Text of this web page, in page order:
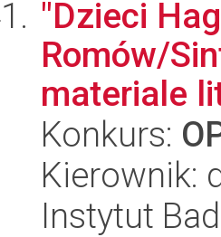
"Dzieci
Romów/
materiale
Konkurs:
Kierownik:
Instytut